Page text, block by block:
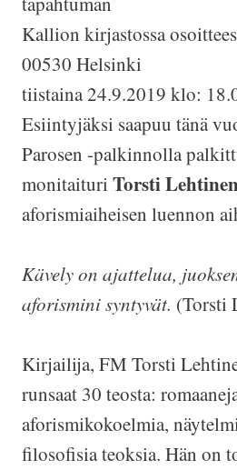
Kallion kirjastossa
00530 Helsinki
tiistaina 24.9.2019 klo:
Esiintyjäksi saapuu tänä
Parosen -palkinnolla
monitaituri Torsti
aforismiaiheisen luennon
Kävely on ajattelua,
aforismini syntyvät. (Torsti
Kirjailija, FM Torsti
runsaat 30 teosta:
aforismikokoelmia,
filosofisia teoksia. Hän on